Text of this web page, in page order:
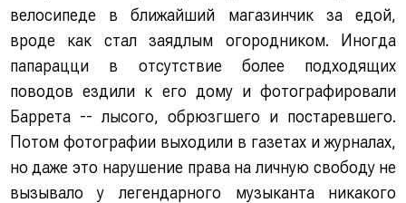
велосипеде в ближайший магазинчик за едой,
вроде как стал заядлым огородником. Иногда
папарацци в отсутствие более подходящих
поводов ездили к его дому и фотографировали
Баррета -- лысого, обрюзгшего и постаревшего.
Потом фотографии выходили в газетах и журналах,
но даже это нарушение права на личную свободу не
вызывало у легендарного музыканта никакого